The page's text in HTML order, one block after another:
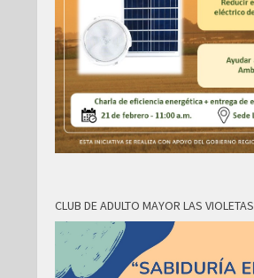
CLUB DE ADULTO MAYOR LAS VIOLETAS